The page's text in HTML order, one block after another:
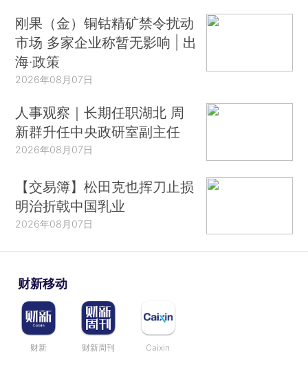
刚果（金）铜钴精矿禁令扰动
市场 多家企业称暂无影响 | 出
海·政策
2026年08月07日
人事观察｜长期任职湖北 周
新群升任中央政研室副主任
2026年08月07日
【交易簿】松田克也挥刀止损
明治折戟中国乳业
2026年08月07日
财新移动
财新 财新周刊 Caixin